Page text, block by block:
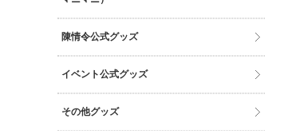
陳情令公式グッズ
イベント公式グッズ
その他グッズ